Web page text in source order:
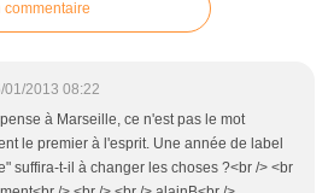
commentaire
01/2013 08:22
à Marseille, ce n'est pas le mot
le premier à l'esprit. Une année de label
suffira-t-il à changer les choses ?<br /> <br